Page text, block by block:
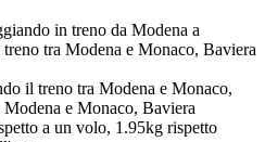
in treno da Modena a
tra Modena e Monaco, Baviera
il treno tra Modena e Monaco,
e Monaco, Baviera
a un volo, 1.95kg rispetto